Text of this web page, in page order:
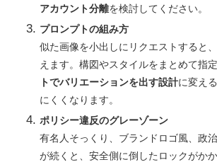
アカウント分離を検討してください。
プロンプトの組み方
似た画像を小出しにリクエストすると
えます。構図やスタイルをまとめて指定
トでバリエーションを出す設計に変え
にくくなります。
ポリシー違反のグレーゾーン
有名人そっくり、ブランドロゴ風、政
が続くと、安全側に倒したロックがか